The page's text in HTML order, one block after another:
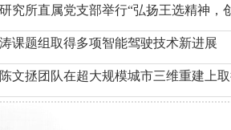
究所直属党支部举行“弘扬王选精神，
课题组取得多项智能驾驶技术新进展
文拯团队在超大规模城市三维重建上